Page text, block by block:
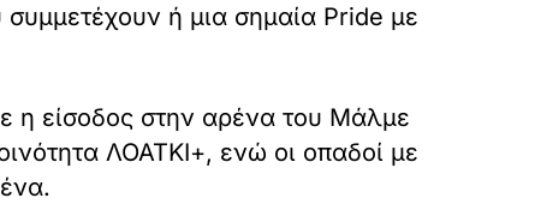
ή μια σημαία Pride με
η είσοδος στην αρένα του Μάλμε
ΛΟΑΤΚΙ+, ενώ οι οπαδοί με